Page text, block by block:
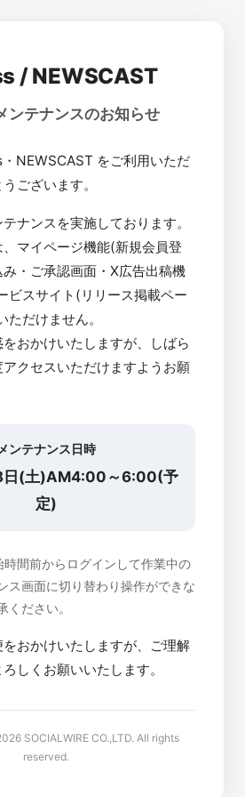
/ NEWSCAST
ンテナンスのお知らせ
NEWSCAST をご利用いただ
ございます。
ナンスを実施しております。
マイページ機能(新規会員登
・ご承認画面・X広告出稿機
ビスサイト(リリース掲載ペー
だけません。
おかけいたしますが、しばら
アクセスいただけますようお願
メンテナンス日時
(土)AM4:00～6:00(予
定)
間前からログインして作業中の
ス画面に切り替わり操作ができな
ください。
おかけいたしますが、ご理解
しくお願いいたします。
SOCIALWIRE CO.,LTD. All rights
reserved.